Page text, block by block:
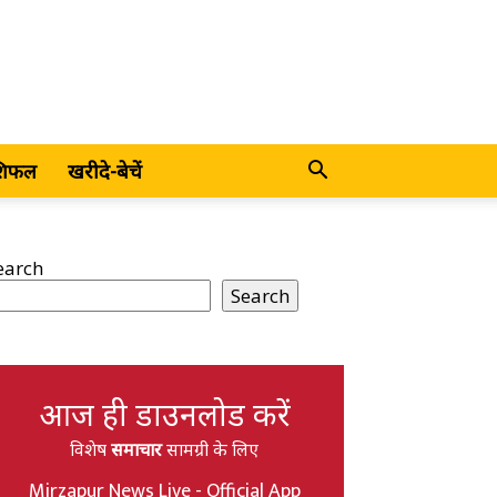
खरीदे-बेचें
Search
आज ही डाउनलोड करें
विशेषसमाचारसामग्री के लिए